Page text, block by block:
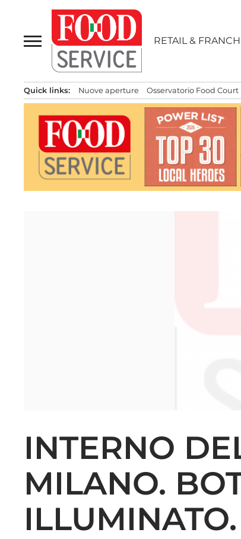
contenuto
RETAIL &
Quick links: Nuove aperture Osservatorio Food Court
INTERNO
MILANO.
ILLUMINATO.